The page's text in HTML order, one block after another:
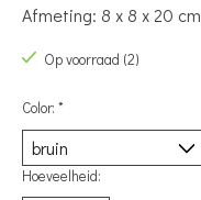
Afmeting: 8 x 8 x 20 cm
Op voorraad (2)
Color: *
Hoeveelheid: